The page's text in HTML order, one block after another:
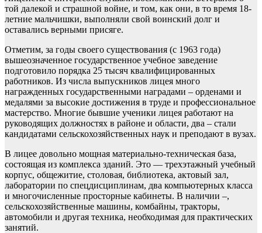
той далекой и страшной войне, и том, как они, в то время 18-
летние мальчишки, выполняли свой воинский долг и
оставались верными присяге.
Отметим, за годы своего существования (с 1963 года)
вышеозначенное государственное учебное заведение
подготовило порядка 25 тысяч квалифицированных
работников. Из числа выпускников лицея много
награжденных государственными наградами – орденами и
медалями за высокие достижения в труде и профессиональное
мастерство. Многие бывшие ученики лицея работают на
руководящих должностях в районе и области, два – стали
кандидатами сельскохозяйственных наук и преподают в вузах.
В лицее довольно мощная материально-техническая база,
состоящая из комплекса зданий. Это — трехэтажный учебный
корпус, общежитие, столовая, библиотека, актовый зал,
лаборатории по спецдисциплинам, два компьютерных класса
и многочисленные просторные кабинеты. В наличии –,
сельскохозяйственные машины, комбайны, тракторы,
автомобили и другая техника, необходимая для практических
занятий.